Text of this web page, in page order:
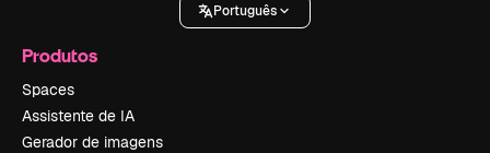
Português
Produtos
Spaces
Assistente de IA
Gerador de imagens